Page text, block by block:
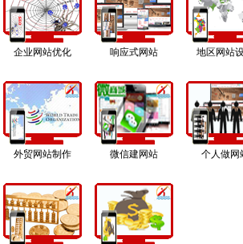
企业网站优化 响应式网站 地区网站
外贸网站制作 微信建网站 个人做网